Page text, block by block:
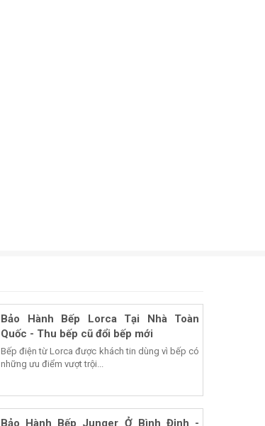
Bảo Hành Bếp Lorca Tại Nhà Toàn
Quốc - Thu bếp cũ đổi bếp mới
Bếp điện từ Lorca được khách tin dùng vì bếp có
những ưu điểm vượt trội...
Bảo Hành Bếp Junger Ở Bình Định -